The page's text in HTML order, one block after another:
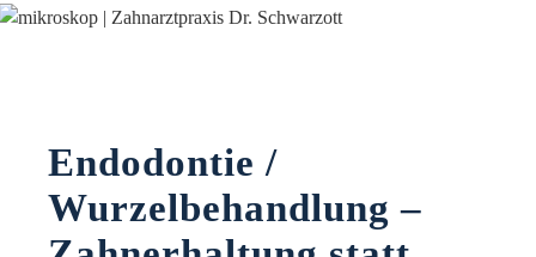
Endodontie /
Wurzelbehandlung –